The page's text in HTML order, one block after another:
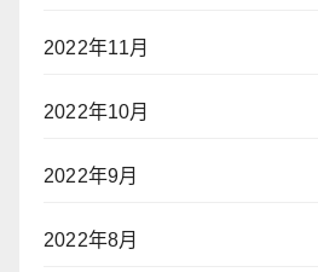
2022年11月
2022年10月
2022年9月
2022年8月